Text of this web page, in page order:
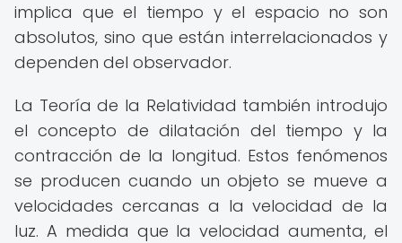
implica que el tiempo y el espacio no son
absolutos, sino que están interrelacionados y
dependen del observador.
La Teoría de la Relatividad también introdujo
el concepto de dilatación del tiempo y la
contracción de la longitud. Estos fenómenos
se producen cuando un objeto se mueve a
velocidades cercanas a la velocidad de la
luz. A medida que la velocidad aumenta, el